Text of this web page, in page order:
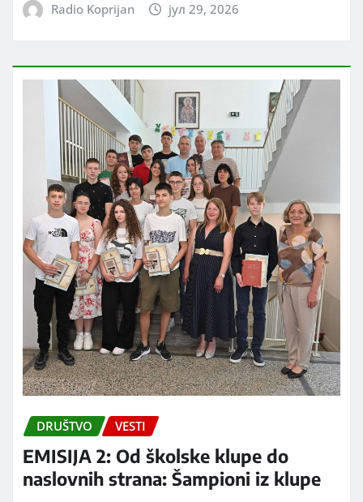
Radio Koprijan јул 29, 2026
DRUŠTVO VESTI
EMISIJA 2: Od školske klupe do
naslovnih strana: Šampioni iz klupe